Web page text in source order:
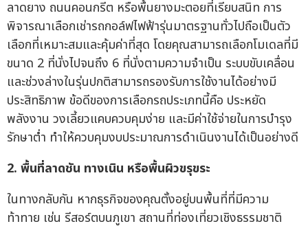
ลาดยาง ถนนคอนกรีต หรือพื้นยางมะตอยที่เรียบสนิท การ
พิจารณาเลือกเช่ารถกอล์ฟไฟฟ้ารุ่นมาตรฐานทั่วไปถือเป็นตัว
เลือกที่เหมาะสมและคุ้มค่าที่สุด โดยคุณสามารถเลือกโมเดลที่มี
ขนาด 2 ที่นั่งไปจนถึง 6 ที่นั่งตามความจำเป็น ระบบขับเคลื่อน
และช่วงล่างในรุ่นปกติสามารถรองรับการใช้งานได้อย่างมี
ประสิทธิภาพ ข้อดีของการเลือกรถประเภทนี้คือ ประหยัด
พลังงาน วงเลี้ยวแคบควบคุมง่าย และมีค่าใช้จ่ายในการบำรุง
รักษาต่ำ ทำให้ควบคุมงบประมาณการดำเนินงานได้เป็นอย่างดี
2. พื้นที่ลาดชัน ทางเนิน หรือพื้นผิวขรุขระ
ในทางกลับกัน หากธุรกิจของคุณตั้งอยู่บนพื้นที่ที่มีความ
ท้าทาย เช่น รีสอร์ตบนภูเขา สถานที่ท่องเที่ยวเชิงธรรมชาติ